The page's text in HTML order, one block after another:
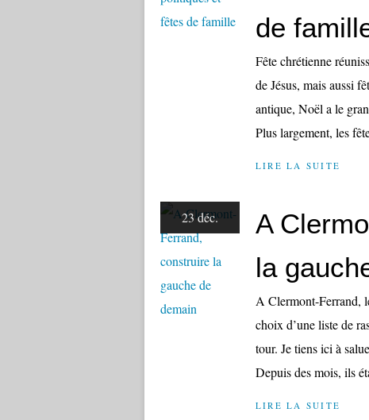
de
Fête chrétienne
de Jésus, mais aussi
antique, Noël a le
Plus largement, les
LIRE LA SUITE
23 déc.
A
la
A Clermont-Ferrand,
choix d’une liste de
tour. Je tiens ici à
Depuis des mois, ils
LIRE LA SUITE